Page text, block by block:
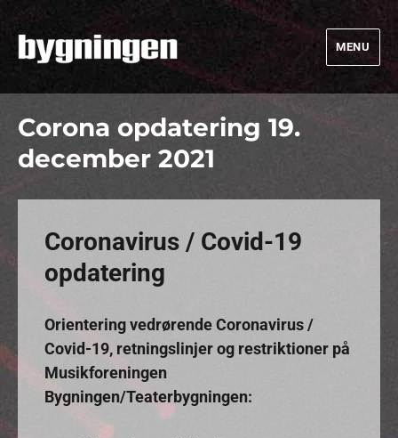
Bygningen
MENU
Corona opdatering 19.
december 2021
Coronavirus / Covid-19
opdatering
Orientering vedrørende Coronavirus /
Covid-19, retningslinjer og restriktioner på
Musikforeningen
Bygningen/Teaterbygningen: